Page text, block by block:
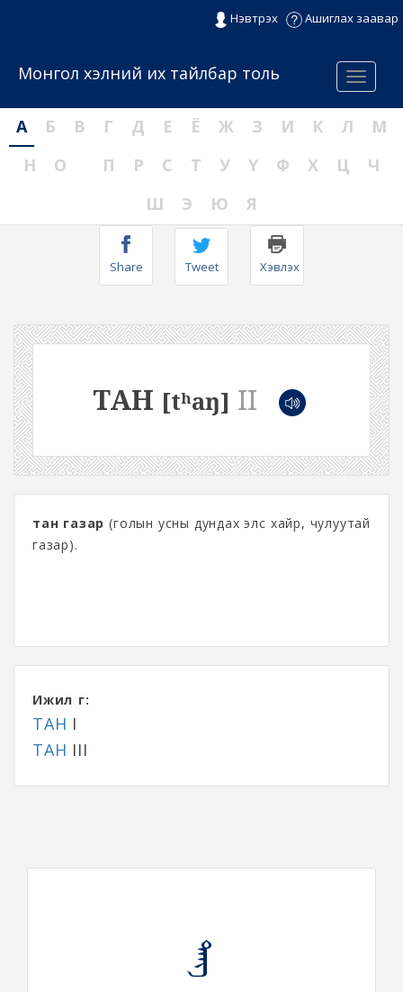
Нэвтрэх Ашиглах заавар
Menu
Монгол хэлний их тайлбар толь
А Б В Г Д Е Ё Ж З И К Л
М
Н
О П Р С Т У Ү Ф Х Ц
Ч
Ш
Э Ю Я
Share Tweet Хэвлэх
ТАН [tʰaŋ] II
тан газар (голын усны дундах элс хайр, чулуутай
газар).
Ижил үг:
ТАН I
ТАН III
ᠲᠠᠩ